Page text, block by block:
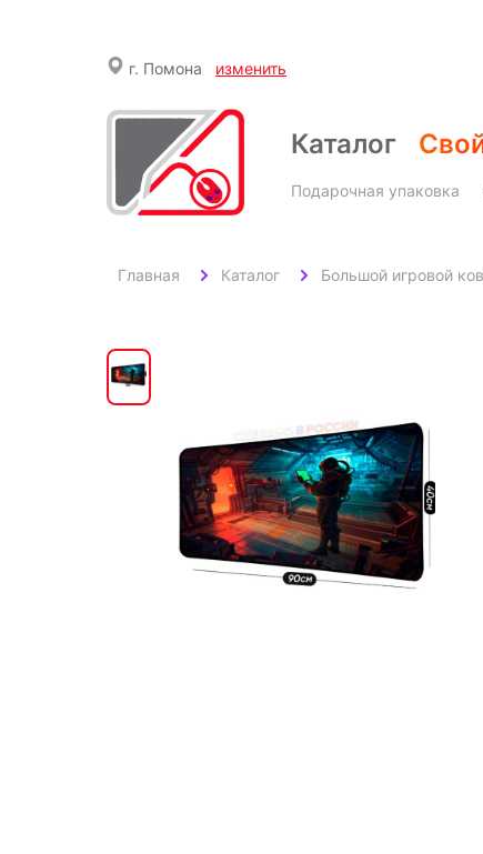
г. Помона изменить
Каталог
Подарочная упаковка
Главная Каталог Большой игровой